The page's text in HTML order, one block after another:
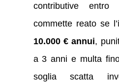
contributive
commette reato se
10.000 € annui,
a 3 anni e multa
soglia scatta